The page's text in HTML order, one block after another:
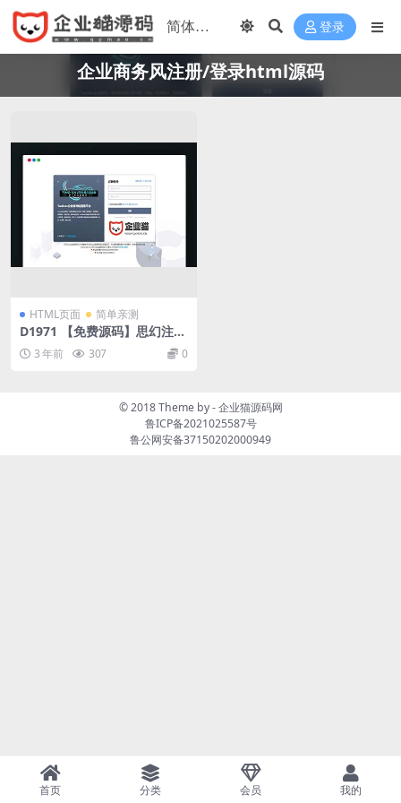
登录
企业商务风注册/登录html源码
HTML页面 简单亲测
D1971 【免费源码】思幻注
册/登录html源码 V1.2 版本。
3 年前 307 0
© 2018 Theme by -企业猫源码网
鲁ICP备2021025587号
鲁公网安备37150202000949
首页 分类 会员 我的